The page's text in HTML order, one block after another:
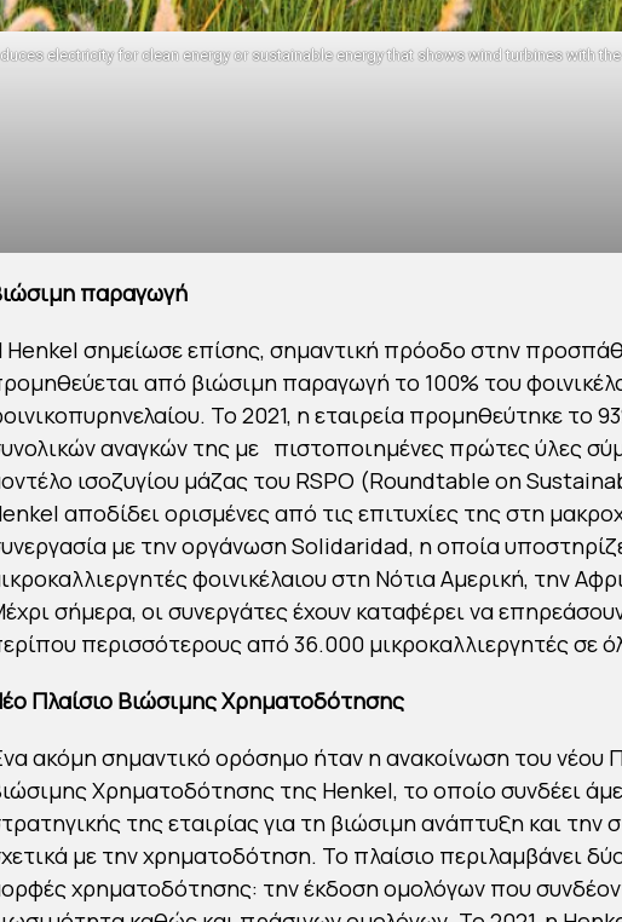
electricity for clean energy or sustainable energy that shows wind turbines with
παραγωγή
Henkel σημείωσε επίσης, σημαντική πρόοδο στην
από βιώσιμη παραγωγή το 100% του
Το 2021, η εταιρεία προμηθεύτηκε το
αναγκών της με πιστοποιημένες πρώτες ύλες
ισοζυγίου μάζας του RSPO (Roundtable on
αποδίδει ορισμένες από τις επιτυχίες της στη
με την οργάνωση Solidaridad, η οποία
φοινικέλαιου στη Νότια Αμερική, την
σήμερα, οι συνεργάτες έχουν καταφέρει να
περισσότερους από 36.000 μικροκαλλιεργητές σε
Πλαίσιο Βιώσιμης Χρηματοδότησης
ακόμη σημαντικό ορόσημο ήταν η ανακοίνωση του νέου
Χρηματοδότησης της Henkel, το οποίο συνδέει
της εταιρίας για τη βιώσιμη ανάπτυξη και την
με την χρηματοδότηση. Το πλαίσιο περιλαμβάνει
χρηματοδότησης: την έκδοση ομολόγων που